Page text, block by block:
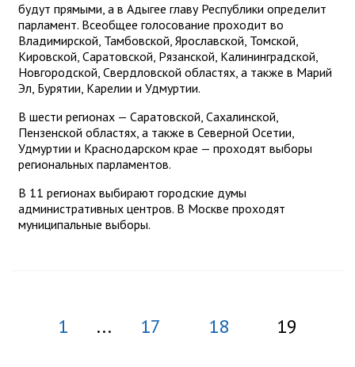
будут прямыми, а в Адыгее главу Республики определит
парламент. Всеобщее голосование проходит во
Владимирской, Тамбовской, Ярославской, Томской,
Кировской, Саратовской, Рязанской, Калининградской,
Новгородской, Свердловской областях, а также в Марий
Эл, Бурятии, Карелии и Удмуртии.
В шести регионах — Саратовской, Сахалинской,
Пензенской областях, а также в Северной Осетии,
Удмуртии и Краснодарском крае — проходят выборы
региональных парламентов.
В 11 регионах выбирают городские думы
административных центров. В Москве проходят
муниципальные выборы.
1 ... 17 18 19